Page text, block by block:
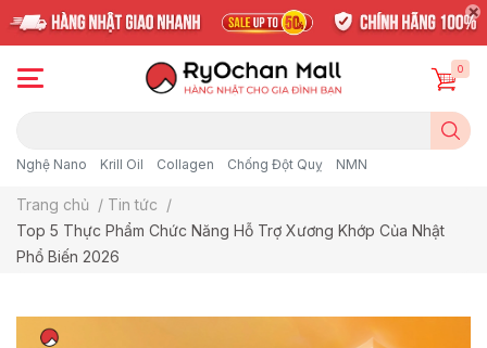
Nghệ Nano Krill Oil Collagen Chống Đột Quỵ NMN
0
Trang chủ / Tin tức /
Top 5 Thực Phẩm Chức Năng Hỗ Trợ Xương Khớp Của Nhật
Phổ Biến 2026